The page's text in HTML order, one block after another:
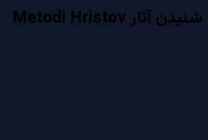
شنیدن آثارMetodi Hristov